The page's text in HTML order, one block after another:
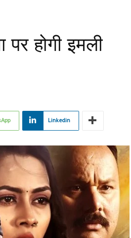
होगी इमली
Linkedin